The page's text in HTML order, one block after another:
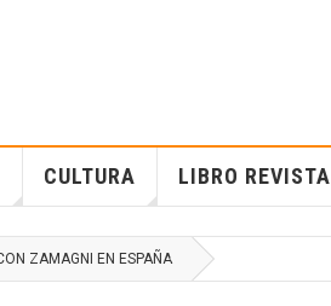
CULTURA LIBRO REVISTA
ZAMAGNI EN ESPAÑA